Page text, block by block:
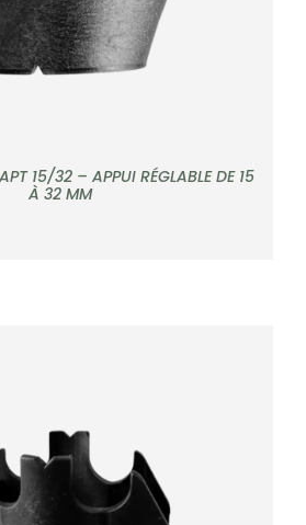
15/32 – APPUI RÉGLABLE DE 15
À 32 MM